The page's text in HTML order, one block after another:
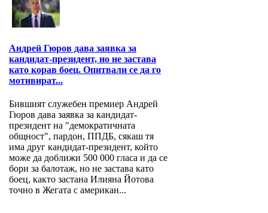
Андрей Гюров дава заявка за
кандидат-президент, но не застава
като корав боец. Опитвали се да го
мотивират...
Бившият служебен премиер Андрей
Гюров дава заявка за кандидат-
президент на "демократичната
общност", пардон, ППДБ, сякаш тя
има друг кандидат-президент, който
може да доближи 500 000 гласа и да се
бори за балотаж, но не застава като
боец, както застана Илияна Йотова
точно в Жегата с американ...